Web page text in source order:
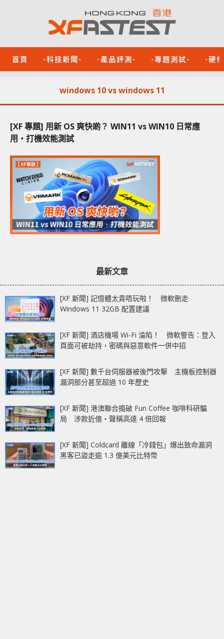
首頁 -科技新聞- -產品評測- -專題測試- -硬
windows 10 vs windows 11
[XF 專題] 用新 OS 爽快啲？ WIN11 vs WIN10 日常應
用‧打機效能測試
最新文章
[XF 新聞] 記憶體太貴唔玩啦！ 微軟刪走
Windows 11 32GB 配置建議
[XF 新聞] 酒店機場 Wi-Fi 淪陷！ 微軟警告：登入
頁面可被劫持，密碼與惡意軟件一併中招
[XF 新聞] 數千台伺服器被後門攻擊 主機板控制器
漏洞部分甚至超過 10 年歷史
[XF 新聞] 港澳聯合搗破 Fun Coffee 咖啡科研騙
局 涉款近億‧聲稱高達 4 倍回報
[XF 新聞] Coldcard 離線「冷錢包」爆出致命漏洞
黑客已盜走逾 1.3 億美元比特幣